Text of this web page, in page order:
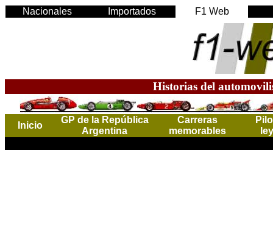
Nacionales Importados F1 Web
Historias del
Inicio
GP de la República
Argentina
Carreras
memorables